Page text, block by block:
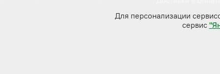
Для персонализации
сервис